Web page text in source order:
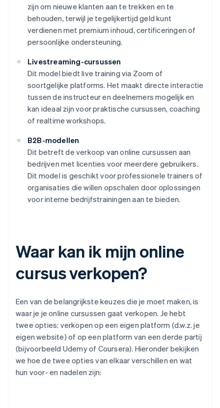
zijn om nieuwe klanten aan te trekken en te
behouden, terwijl je tegelijkertijd geld kunt
verdienen met premium inhoud, certificeringen of
persoonlijke ondersteuning.
Livestreaming-cursussen
Dit model biedt live training via Zoom of
soortgelijke platforms. Het maakt directe interactie
tussen de instructeur en deelnemers mogelijk en
kan ideaal zijn voor praktische cursussen, coaching
of realtime workshops.
B2B-modellen
Dit betreft de verkoop van online cursussen aan
bedrijven met licenties voor meerdere gebruikers.
Dit model is geschikt voor professionele trainers of
organisaties die willen opschalen door oplossingen
voor interne bedrijfstrainingen aan te bieden.
Waar kan ik mijn online
cursus verkopen?
Een van de belangrijkste keuzes die je moet maken, is
waar je je online cursussen gaat verkopen. Je hebt
twee opties: verkopen op een eigen platform (d.w.z. je
eigen website) of op een platform van een derde partij
(bijvoorbeeld Udemy of Coursera). Hieronder bekijken
we hoe de twee opties van elkaar verschillen en wat
hun voor- en nadelen zijn: